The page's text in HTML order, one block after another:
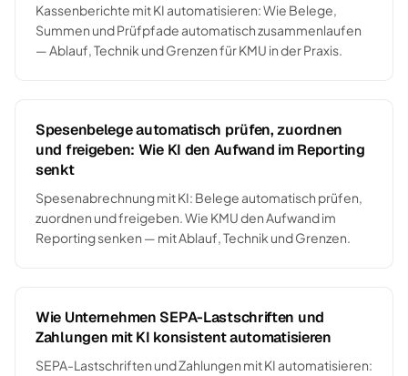
Kassenberichte mit KI automatisieren: Wie Belege,
Summen und Prüfpfade automatisch zusammenlaufen
— Ablauf, Technik und Grenzen für KMU in der Praxis.
Spesenbelege automatisch prüfen, zuordnen
und freigeben: Wie KI den Aufwand im Reporting
senkt
Spesenabrechnung mit KI: Belege automatisch prüfen,
zuordnen und freigeben. Wie KMU den Aufwand im
Reporting senken — mit Ablauf, Technik und Grenzen.
Wie Unternehmen SEPA-Lastschriften und
Zahlungen mit KI konsistent automatisieren
SEPA-Lastschriften und Zahlungen mit KI automatisieren: